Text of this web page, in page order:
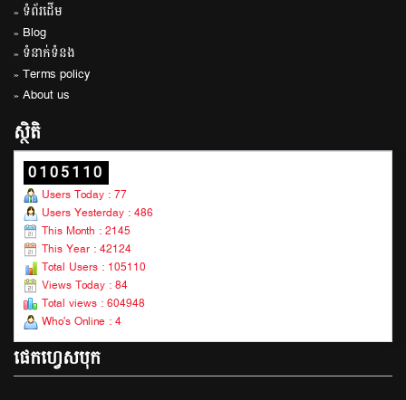
» ទំព័រដើម
» Blog
» ទំនាក់ទំនង
» Terms policy
» About us
ស្ថិតិ
0105110
Users Today : 77
Users Yesterday : 486
This Month : 2145
This Year : 42124
Total Users : 105110
Views Today : 84
Total views : 604948
Who's Online : 4
ផេកហ្វេសបុក